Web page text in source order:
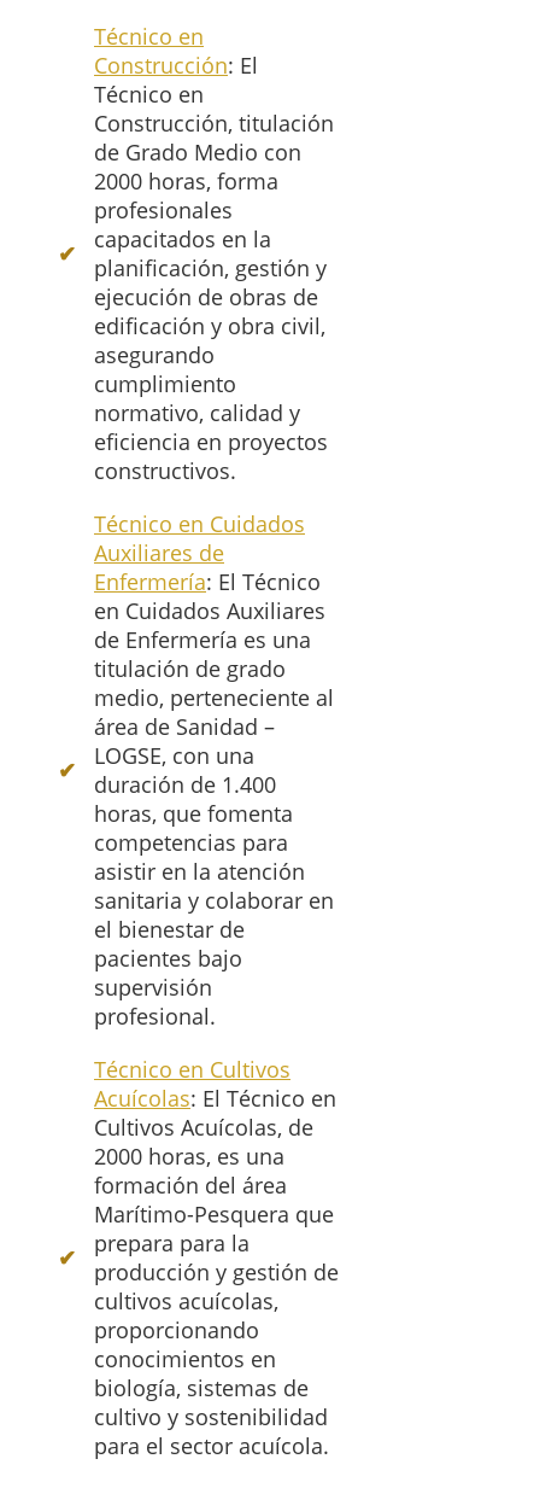
Técnico en
Construcción: El
Técnico en
Construcción, titulación
de Grado Medio con
2000 horas, forma
profesionales
capacitados en la
planificación, gestión y
ejecución de obras de
edificación y obra civil,
asegurando
cumplimiento
normativo, calidad y
eficiencia en proyectos
constructivos.
Técnico en Cuidados
Auxiliares de
Enfermería: El Técnico
en Cuidados Auxiliares
de Enfermería es una
titulación de grado
medio, perteneciente al
área de Sanidad –
LOGSE, con una
duración de 1.400
horas, que fomenta
competencias para
asistir en la atención
sanitaria y colaborar en
el bienestar de
pacientes bajo
supervisión
profesional.
Técnico en Cultivos
Acuícolas: El Técnico en
Cultivos Acuícolas, de
2000 horas, es una
formación del área
Marítimo-Pesquera que
prepara para la
producción y gestión de
cultivos acuícolas,
proporcionando
conocimientos en
biología, sistemas de
cultivo y sostenibilidad
para el sector acuícola.